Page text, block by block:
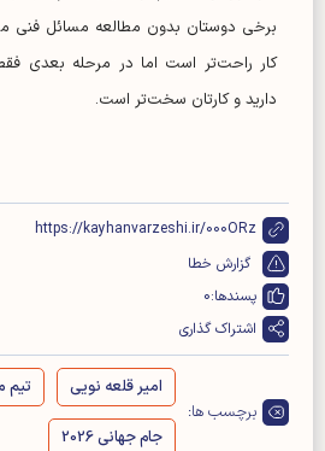
کار راحت‌تر است اما در مرحله بعدی
دارید و کارتان سخت‌تر است.
https://kayhanvarzeshi.ir/000ORz
گزارش خطا
پسندها:0
اشتراک گذاری
برچسب ها:
امیر قلعه نویی تیم
جام جهانی 2026